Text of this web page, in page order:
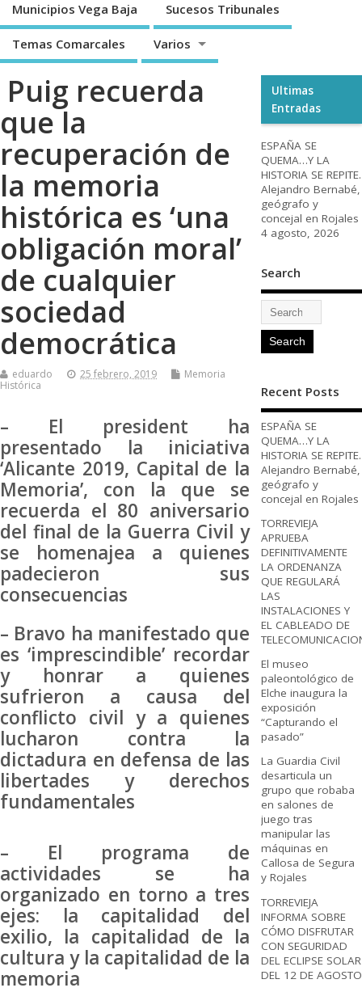
Municipios Vega Baja Sucesos Tribunales
Temas Comarcales Varios
Puig recuerda
que la
recuperación de
la memoria
histórica es ‘una
obligación moral’
de cualquier
sociedad
democrática
eduardo 25 febrero, 2019
Memoria
Histórica
– El president ha
presentado la iniciativa
‘Alicante 2019, Capital de la
Memoria’, con la que se
recuerda el 80 aniversario
del final de la Guerra Civil y
se homenajea a quienes
padecieron sus
consecuencias
– Bravo ha manifestado que
es ‘imprescindible’ recordar
y honrar a quienes
sufrieron a causa del
conflicto civil y a quienes
lucharon contra la
dictadura en defensa de las
libertades y derechos
fundamentales
– El programa de
actividades se ha
organizado en torno a tres
ejes: la capitalidad del
exilio, la capitalidad de la
cultura y la capitalidad de la
memoria
Ultimas
Entradas
ESPAÑA SE
QUEMA…Y LA
HISTORIA SE REPITE.
Alejandro Bernabé,
geógrafo y
concejal en Rojales
4 agosto, 2026
Search
Recent Posts
ESPAÑA SE
QUEMA…Y LA
HISTORIA SE REPITE.
Alejandro Bernabé,
geógrafo y
concejal en Rojales
TORREVIEJA
APRUEBA
DEFINITIVAMENTE
LA ORDENANZA
QUE REGULARÁ
LAS
INSTALACIONES Y
EL CABLEADO DE
El museo
paleontológico de
Elche inaugura la
exposición
“Capturando el
pasado”
La Guardia Civil
desarticula un
grupo que robaba
en salones de
juego tras
manipular las
máquinas en
Callosa de Segura
y Rojales
TORREVIEJA
INFORMA SOBRE
CÓMO DISFRUTAR
CON SEGURIDAD
DEL ECLIPSE SOLAR
DEL 12 DE AGOSTO